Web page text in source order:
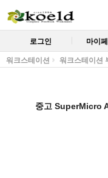
로그인 마이
워크스테이션 워크스테이션
중고 SuperMicro